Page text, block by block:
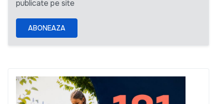
publicate pe site
ABONEAZA